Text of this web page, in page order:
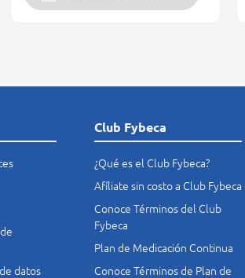
datos
Club Fybeca
¿Qué es el Club Fybeca?
Afíliate sin costo a Club Fybeca
Conoce Términos del Club
Fybeca
Plan de Medicación Continua
Conoce Términos de Plan de